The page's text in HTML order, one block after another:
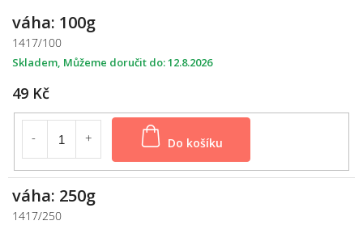
váha: 100g
1417/100
49 Kč
Do košíku
Skladem 12.8.2026
váha: 250g
1417/250